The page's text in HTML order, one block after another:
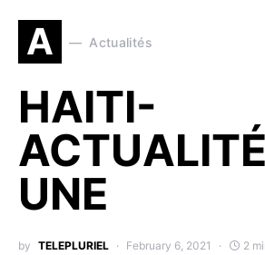
A Actualités
HAITI-
UNE
by TELEPLURIEL February 6, 2021 2